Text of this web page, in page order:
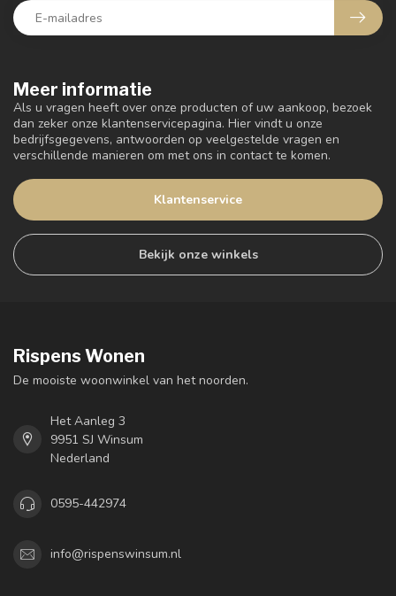
Meer informatie
Als u vragen heeft over onze producten of uw aankoop, bezoek
dan zeker onze klantenservicepagina. Hier vindt u onze
bedrijfsgegevens, antwoorden op veelgestelde vragen en
verschillende manieren om met ons in contact te komen.
Klantenservice
Bekijk onze winkels
Rispens Wonen
De mooiste woonwinkel van het noorden.
Het Aanleg 3
9951 SJ Winsum
Nederland
0595-442974
info@rispenswinsum.nl